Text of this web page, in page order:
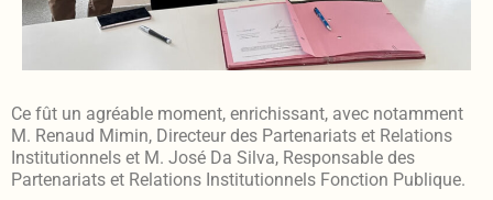
Ce fût un agréable moment, enrichissant, avec notamment
M. Renaud Mimin, Directeur des Partenariats et Relations
Institutionnels et M. José Da Silva, Responsable des
Partenariats et Relations Institutionnels Fonction Publique.